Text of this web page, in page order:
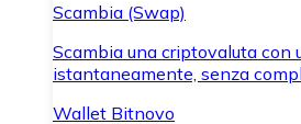
Scambia (Swap)
Scambia una criptovaluta con
istantaneamente, senza
Wallet Bitnovo